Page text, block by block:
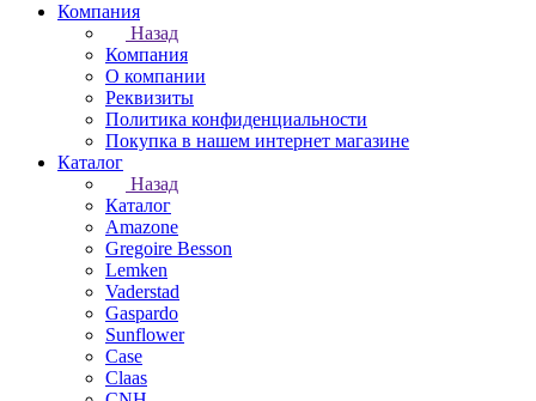
Компания
Назад
Компания
О компании
Реквизиты
Политика конфиденциальности
Покупка в нашем интернет магазине
Каталог
Назад
Каталог
Amazone
Gregoire Besson
Lemken
Vaderstad
Gaspardo
Sunflower
Case
Claas